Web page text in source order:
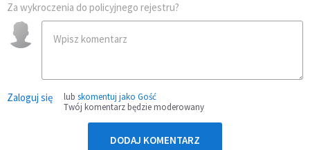
Za wykroczenia do policyjnego rejestru?
Zaloguj się lub skomentuj jako Gość
Twój komentarz będzie moderowany
DODAJ KOMENTARZ